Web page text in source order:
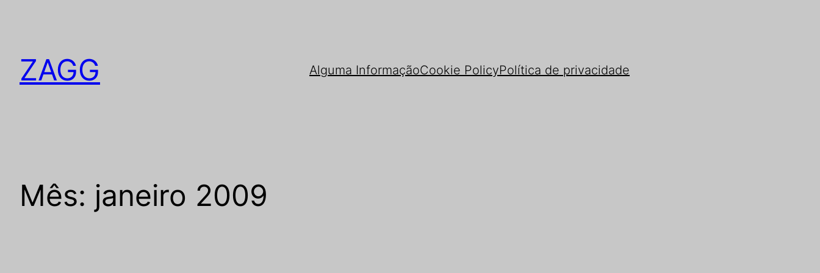
conteúdo
ZAGG Alguma InformaçãoCookie PolicyPolítica de privacidade
Mês: janeiro 2009